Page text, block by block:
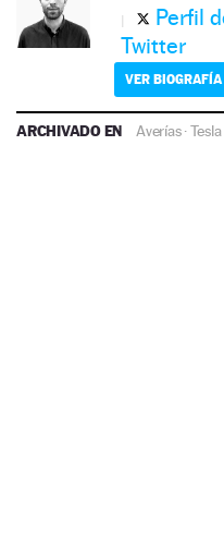
Perfil
Twitter
VER BIOGRAFÍA
ARCHIVADO EN Averías·